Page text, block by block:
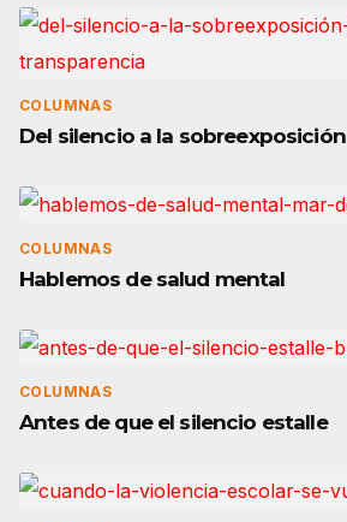
COLUMNAS
Del silencio a la sobreexposición
COLUMNAS
Hablemos de salud mental
COLUMNAS
Antes de que el silencio estalle